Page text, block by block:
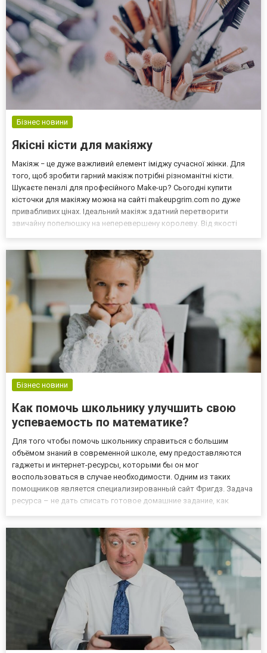
Бізнес новини
Якісні кісти для макіяжу
Макіяж − це дуже важливий елемент іміджу сучасної жінки. Для
того, щоб зробити гарний макіяж потрібні різноманітні кісти.
Шукаєте пензлі для професійного Make-up? Сьогодні купити
кісточки для макіяжу можна на сайті makeupgrim.com по дуже
привабливих цінах. Ідеальний макіяж здатний перетворити
звичайну попелюшку на неперевершену королеву. Від якості
Бізнес новини
Как помочь школьнику улучшить свою
успеваемость по математике?
Для того чтобы помочь школьнику справиться с большим
объёмом знаний в современной школе, ему предоставляются
гаджеты и интернет-ресурсы, которыми бы он мог
воспользоваться в случае необходимости. Одним из таких
помощников является специализированный сайт Фригдз. Задача
ресурса – не дать списать готовое домашние задание, как
повысить успеваемост...